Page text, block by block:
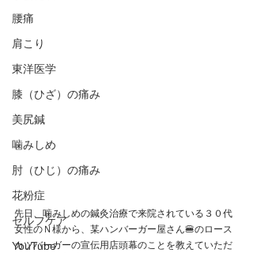
腰痛
肩こり
東洋医学
膝（ひざ）の痛み
美尻鍼
噛みしめ
肘（ひじ）の痛み
花粉症
セルフケア
YouTube
先日、噛みしめの鍼灸治療で来院されている３０代
女性のＮ様から、某ハンバーガー屋さん🍔のロース
カツバーガーの宣伝用店頭幕のことを教えていただ